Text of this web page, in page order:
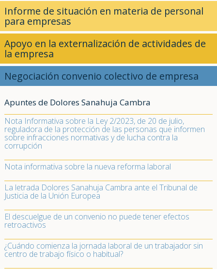
Informe de situación en materia de personal
para empresas
Apoyo en la externalización de actividades de
la empresa
Negociación convenio colectivo de empresa
Apuntes de Dolores Sanahuja Cambra
Nota Informativa sobre la Ley 2/2023, de 20 de julio,
reguladora de la protección de las personas que informen
sobre infracciones normativas y de lucha contra la
corrupción
Nota informativa sobre la nueva reforma laboral
La letrada Dolores Sanahuja Cambra ante el Tribunal de
Justicia de la Unión Europea
El descuelgue de un convenio no puede tener efectos
retroactivos
¿Cuándo comienza la jornada laboral de un trabajador sin
centro de trabajo físico o habitual?